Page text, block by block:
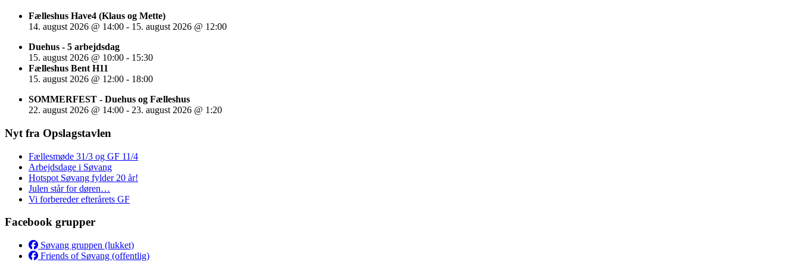
Fælleshus Have4 (Klaus og Mette)
14. august 2026 @ 14:00 - 15. august 2026 @ 12:00
Duehus - 5 arbejdsdag
15. august 2026 @ 10:00 - 15:30
Fælleshus Bent H11
15. august 2026 @ 12:00 - 18:00
SOMMERFEST - Duehus og Fælleshus
22. august 2026 @ 14:00 - 23. august 2026 @ 1:20
Nyt fra Opslagstavlen
Fællesmøde 31/3 og GF 11/4
Arbejdsdage i Søvang
Hotspot Søvang fylder 20 år!
Julen står for døren…
Vi forbereder efterårets GF
Facebook grupper
Søvang gruppen (lukket)
Friends of Søvang (offentlig)